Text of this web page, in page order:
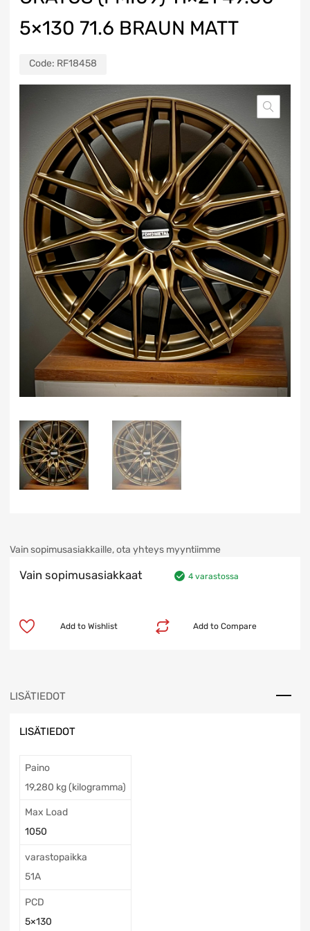
5×130 71.6 BRAUN MATT
Code: RF18458
Vain sopimusasiakkaille, ota yhteys myyntiimme
Vain sopimusasiakkaat 4 varastossa
Add to Compare
Add to Wishlist
LISÄTIEDOT
LISÄTIEDOT
Paino
19,280 kg (kilogramma)
Max Load
1050
varastopaikka
51A
PCD
5×130